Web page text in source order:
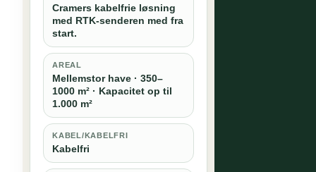
Cramers kabelfrie løsning
med RTK-senderen med fra
start.
AREAL
Mellemstor have · 350–
1000 m² · Kapacitet op til
1.000 m²
KABEL/KABELFRI
Kabelfri